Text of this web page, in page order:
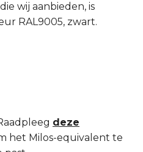
wij aanbieden, is
RAL9005, zwart.
deze
het Milos-equivalent te